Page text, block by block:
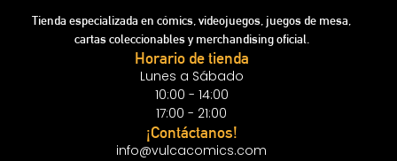
Tienda especializada en cómics, videojuegos, juegos de mesa,
cartas coleccionables y merchandising oficial.
Horario de tienda
Lunes a Sábado
10:00 - 14:00
17:00 - 21:00
¡Contáctanos!
info@vulcacomics.com